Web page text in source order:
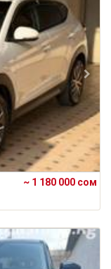
~ 1 180 000 сом